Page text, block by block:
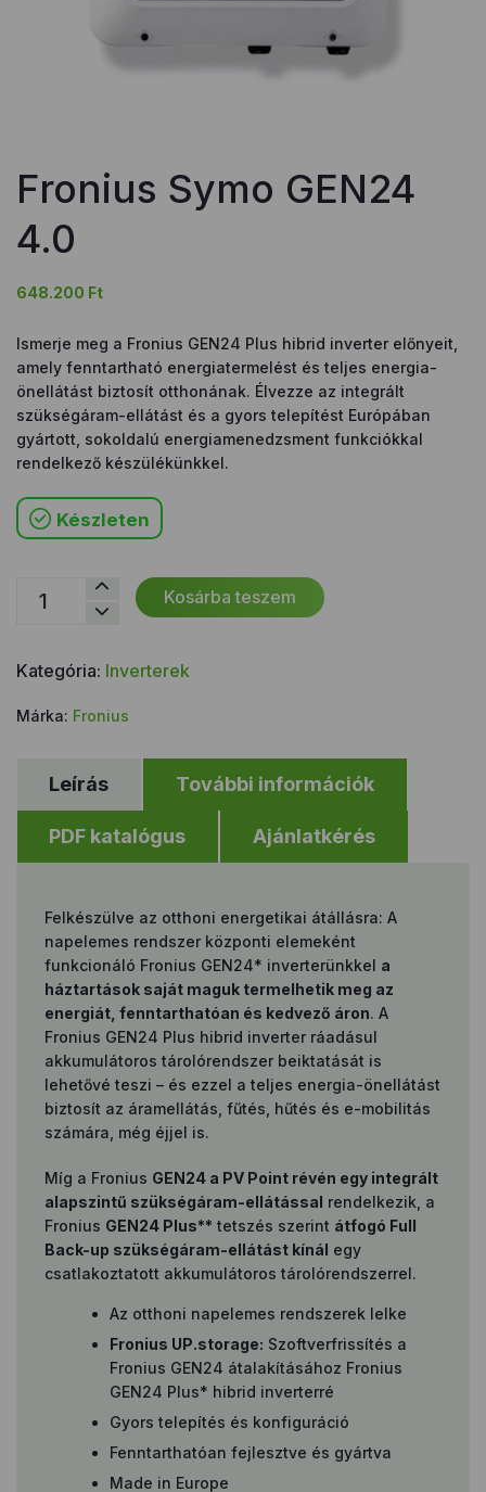
Fronius Symo GEN24
4.0
648.200 Ft
Ismerje meg a Fronius GEN24 Plus hibrid inverter előnyeit,
amely fenntartható energiatermelést és teljes energia-
önellátást biztosít otthonának. Élvezze az integrált
szükségáram-ellátást és a gyors telepítést Európában
gyártott, sokoldalú energiamenedzsment funkciókkal
rendelkező készülékünkkel.
Készleten
Fronius
Symo
4.0
mennyiség
Kosárba teszem
Kategória: Inverterek
Márka: Fronius
Leírás További információk
PDF katalógus Ajánlatkérés
Felkészülve az otthoni energetikai átállásra: A
napelemes rendszer központi elemeként
funkcionáló Fronius GEN24* inverterünkkel a
háztartások saját maguk termelhetik meg az
energiát, fenntarthatóan és kedvező áron. A
Fronius GEN24 Plus hibrid inverter ráadásul
akkumulátoros tárolórendszer beiktatását is
lehetővé teszi – és ezzel a teljes energia-önellátást
biztosít az áramellátás, fűtés, hűtés és e-mobilitás
számára, még éjjel is.
Míg a Fronius GEN24 a PV Point révén egy integrált
alapszintű szükségáram-ellátással rendelkezik, a
Fronius GEN24 Plus** tetszés szerint átfogó Full
Back-up szükségáram-ellátást kínál egy
csatlakoztatott akkumulátoros tárolórendszerrel.
Az otthoni napelemes rendszerek lelke
Fronius UP.storage: Szoftverfrissítés a
Fronius GEN24 átalakításához Fronius
GEN24 Plus* hibrid inverterré
Gyors telepítés és konfiguráció
Fenntarthatóan fejlesztve és gyártva
Made in Europe